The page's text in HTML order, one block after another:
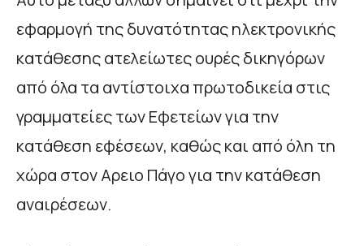
εφαρμογή της δυνατότητας ηλεκτρονικής
κατάθεσης ατελείωτες ουρές δικηγόρων
από όλα τα αντίστοιχα πρωτοδικεία στις
γραμματείες των Εφετείων για την
κατάθεση εφέσεων, καθώς και από όλη τη
χώρα στον Αρειο Πάγο για την κατάθεση
αναιρέσεων.